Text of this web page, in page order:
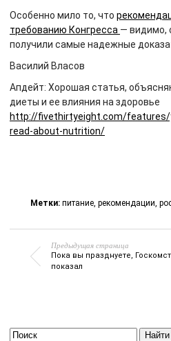
Особенно мило то, что
требованию Конгресса — видимо,
получили самые надежные
Василий Власов
Апдейт: Хорошая статья,
диеты и ее влияния на здоровье
http://fivethirtyeight.com/
read-about-nutrition/
Метки: питание, рекомендации,
Предыдущая страница
Пока вы празднуете,
показал
Найти